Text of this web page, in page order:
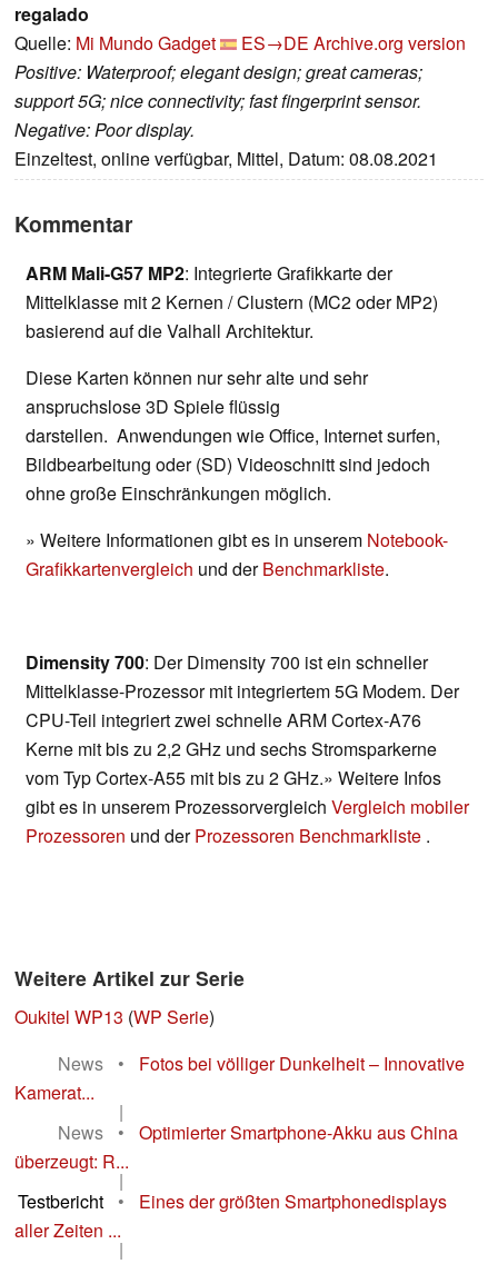
regalado
Quelle: Mi Mundo Gadget ES→DE Archive.org version
Positive: Waterproof; elegant design; great cameras;
support 5G; nice connectivity; fast fingerprint sensor.
Negative: Poor display.
Einzeltest, online verfügbar, Mittel, Datum: 08.08.2021
Kommentar
ARM Mali-G57 MP2: Integrierte Grafikkarte der
Mittelklasse mit 2 Kernen / Clustern (MC2 oder MP2)
basierend auf die Valhall Architektur.
Diese Karten können nur sehr alte und sehr
anspruchslose 3D Spiele flüssig
darstellen. Anwendungen wie Office, Internet surfen,
Bildbearbeitung oder (SD) Videoschnitt sind jedoch
ohne große Einschränkungen möglich.
» Weitere Informationen gibt es in unserem Notebook-
Grafikkartenvergleich und derBenchmarkliste.
Dimensity 700: Der Dimensity 700 ist ein schneller
Mittelklasse-Prozessor mit integriertem 5G Modem. Der
CPU-Teil integriert zwei schnelle ARM Cortex-A76
Kerne mit bis zu 2,2 GHz und sechs Stromsparkerne
vom Typ Cortex-A55 mit bis zu 2 GHz.» Weitere Infos
gibt es in unserem Prozessorvergleich Vergleich mobiler
Prozessoren und derProzessoren Benchmarkliste .
Weitere Artikel zur Serie
Oukitel WP13 (WP Serie)
News
•
Fotos bei völliger Dunkelheit – Innovative
Kamerat...
|
News
•
Optimierter Smartphone-Akku aus China
überzeugt: R...
|
Testbericht
•
Eines der größten Smartphonedisplays
aller Zeiten ...
|